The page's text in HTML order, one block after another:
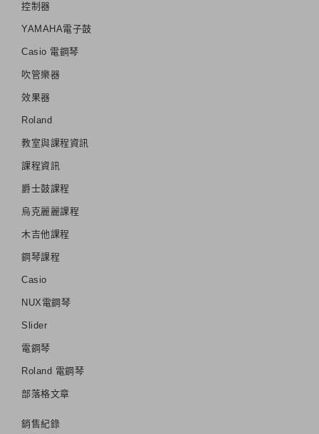
控制器
YAMAHA電子鼓
Casio 電鋼琴
吹管樂器
效果器
Roland
教室與課程資訊
課程資訊
爵士鼓課程
烏克麗麗課程
木吉他課程
鋼琴課程
Casio
NUX電鋼琴
Slider
電鋼琴
Roland 電鋼琴
部落格文章
銷售紀錄